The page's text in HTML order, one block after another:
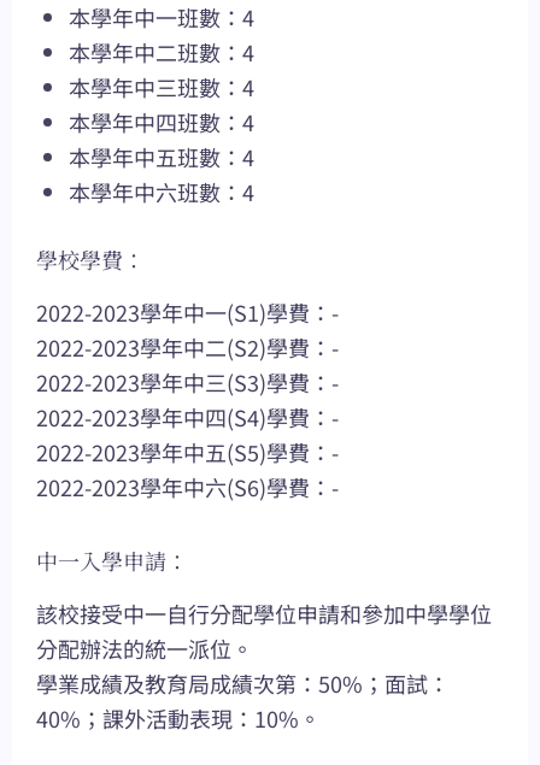
本學年中一班數：4
本學年中二班數：4
本學年中三班數：4
本學年中四班數：4
本學年中五班數：4
本學年中六班數：4
學校學費：
2022-2023學年中一(S1)學費：-
2022-2023學年中二(S2)學費：-
2022-2023學年中三(S3)學費：-
2022-2023學年中四(S4)學費：-
2022-2023學年中五(S5)學費：-
2022-2023學年中六(S6)學費：-
中一入學申請：
該校接受中一自行分配學位申請和參加中學學位
分配辦法的統一派位。
學業成績及教育局成績次第：50%；面試：
40%；課外活動表現：10%。